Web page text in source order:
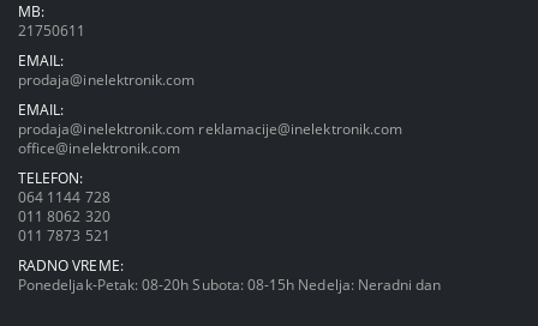
MB:
21750611
EMAIL:
prodaja@inelektronik.com
EMAIL:
prodaja@inelektronik.com reklamacije@inelektronik.com
office@inelektronik.com
TELEFON:
064 1144 728
011 8062 320
011 7873 521
RADNO VREME:
Ponedeljak-Petak: 08-20h Subota: 08-15h Nedelja: Neradni dan